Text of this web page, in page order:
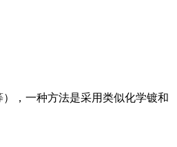
，一种方法是采用类似化学镀和